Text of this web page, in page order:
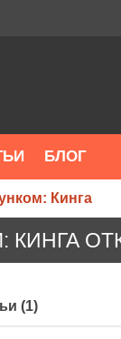
КИНГА
(1)
Кинга
БЛОГ